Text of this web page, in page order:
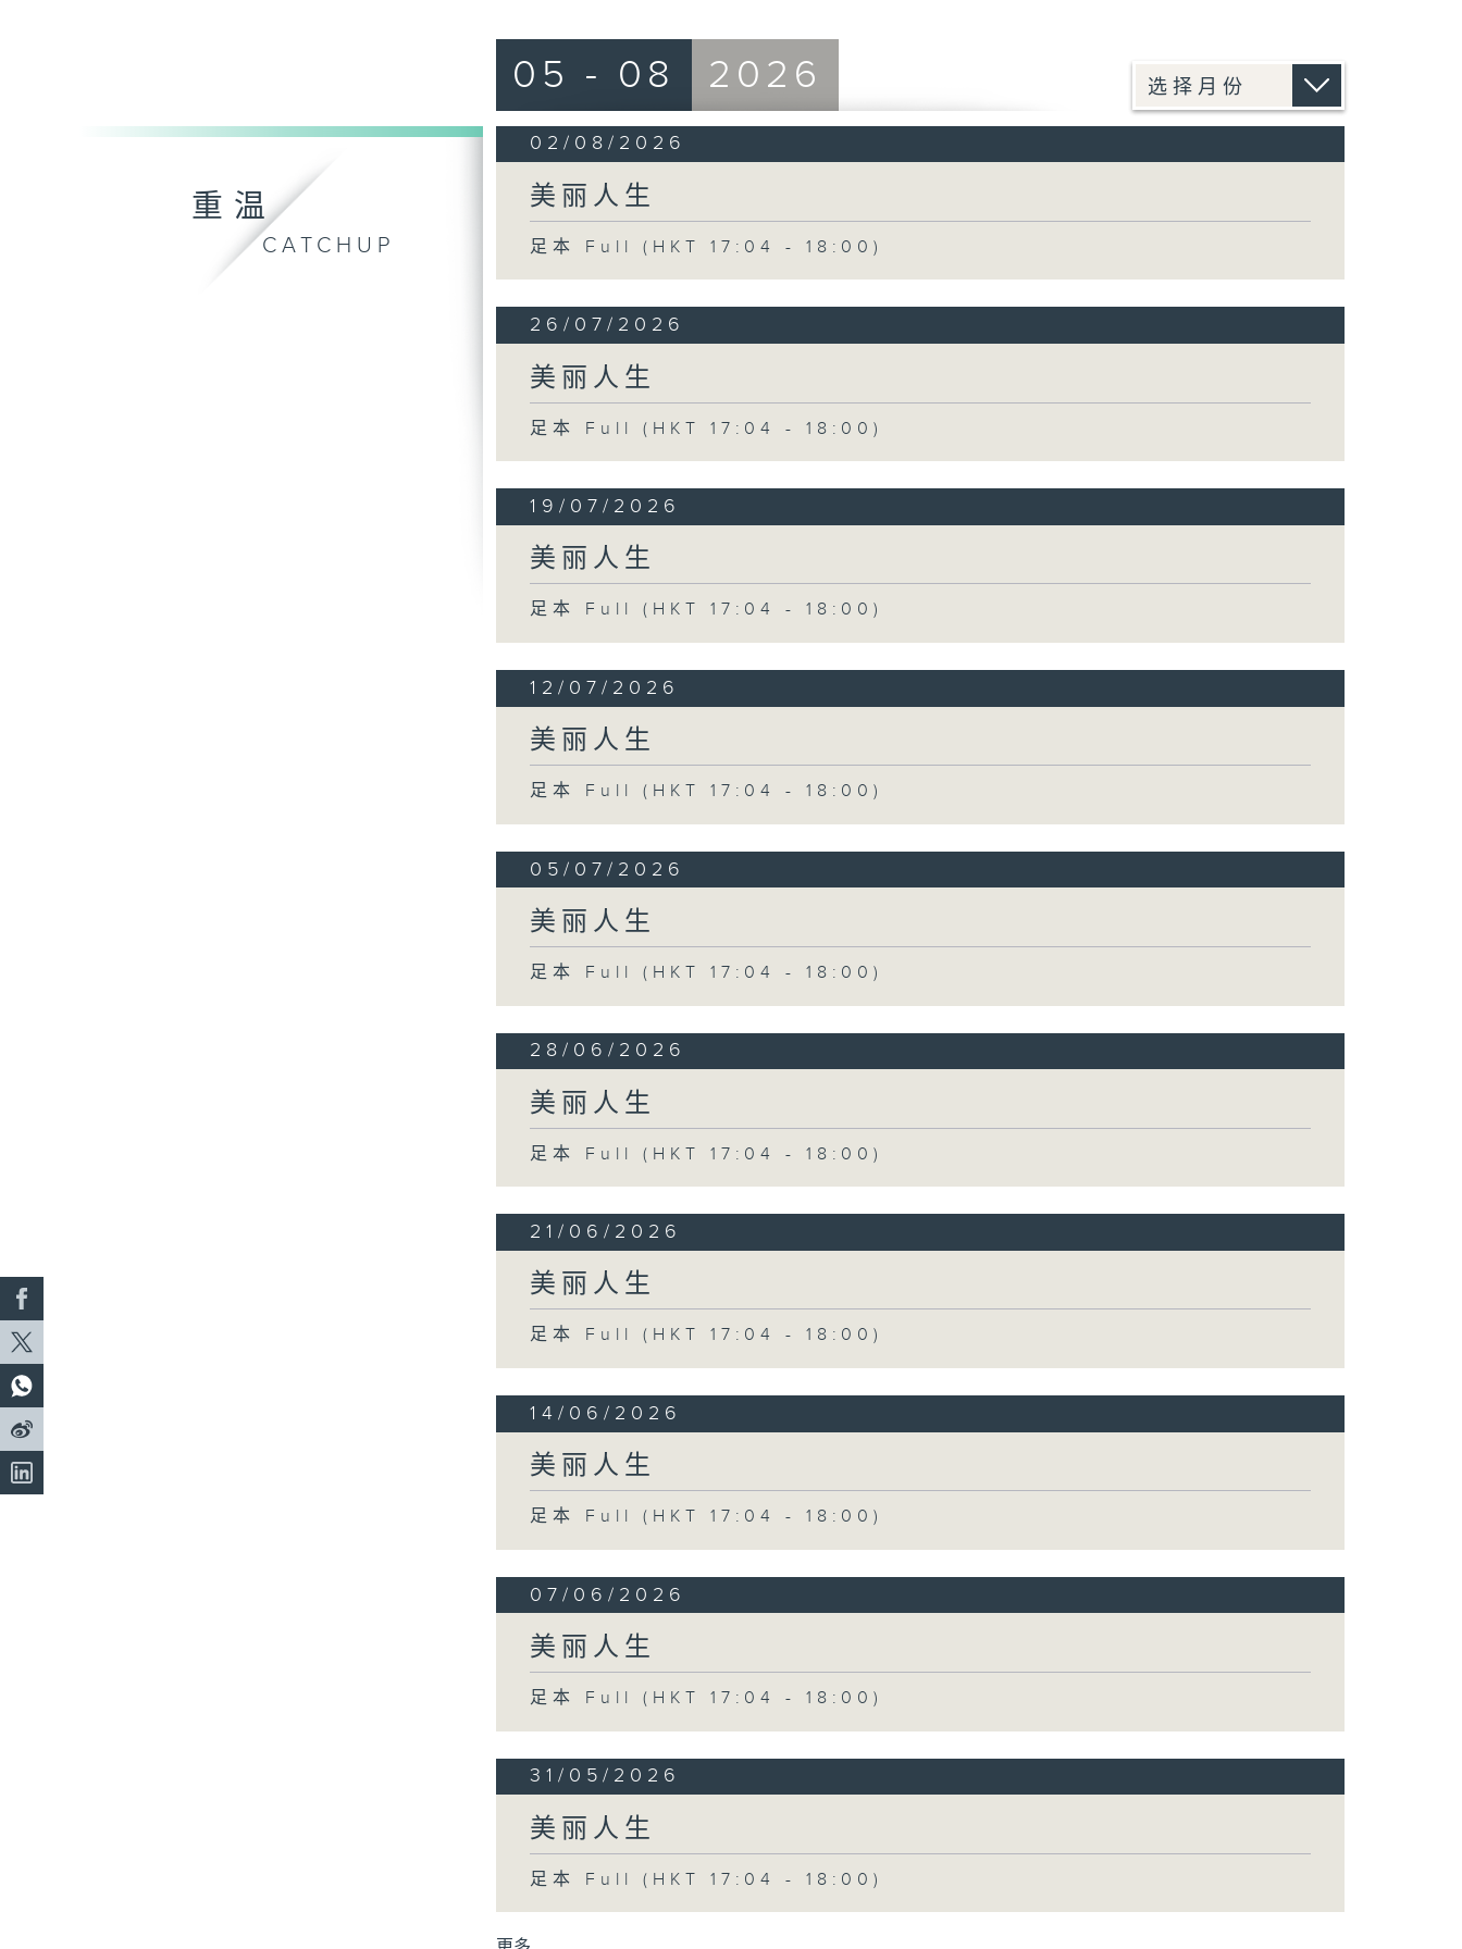
重温
CATCHUP
05 - 08 2026
02/08/2026
美丽人生
足本 Full (HKT 17:04 - 18:00)
26/07/2026
美丽人生
足本 Full (HKT 17:04 - 18:00)
19/07/2026
美丽人生
足本 Full (HKT 17:04 - 18:00)
12/07/2026
美丽人生
足本 Full (HKT 17:04 - 18:00)
05/07/2026
美丽人生
足本 Full (HKT 17:04 - 18:00)
28/06/2026
美丽人生
足本 Full (HKT 17:04 - 18:00)
21/06/2026
美丽人生
足本 Full (HKT 17:04 - 18:00)
14/06/2026
美丽人生
足本 Full (HKT 17:04 - 18:00)
07/06/2026
美丽人生
足本 Full (HKT 17:04 - 18:00)
31/05/2026
美丽人生
足本 Full (HKT 17:04 - 18:00)